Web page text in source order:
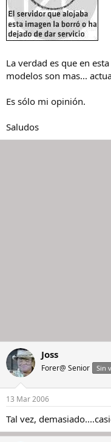
La verdad es que en
modelos son mas...
Es sólo mi opinión.
Saludos
Joss
Forer@ Senior Sin
13 Mar 2006
Tal vez,